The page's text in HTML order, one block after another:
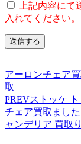
上記内容にて
入れてください。
アーロンチェア
取
PREVストッケ
チェア買取ました
ャンデリア 買取